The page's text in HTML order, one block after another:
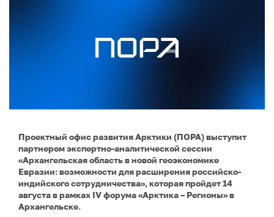
Проектный офис развития Арктики (ПОРА) выступит
партнером экспертно-аналитической сессии
«Архангельская область в новой геоэкономике
Евразии: возможности для расширения российско-
индийского сотрудничества», которая пройдет 14
августа в рамках IV форума «Арктика – Регионы» в
Архангельске.